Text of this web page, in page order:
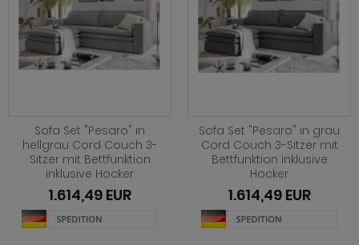
Sofa Set "Pesaro" in
hellgrau Cord Couch 3-
Sitzer mit Bettfunktion
inklusive Hocker
1.614,49 EUR
Sofa Set "Pesaro" in grau
Cord Couch 3-Sitzer mit
Bettfunktion inklusive
Hocker
1.614,49 EUR
Mirano
Montez
Morena
Niran
Nobile
Norwich
Onawa grau
Willow
Morgan
Netanja
Norris
Norwich
Ocean